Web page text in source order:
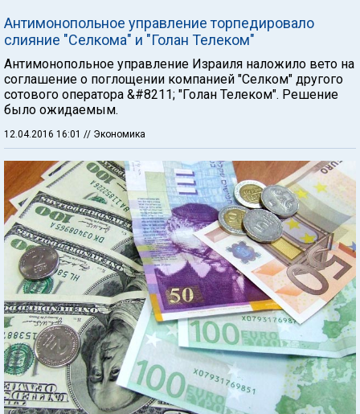
Антимонопольное управление торпедировало
слияние "Селкома" и "Голан Телеком"
Антимонопольное управление Израиля наложило вето на
соглашение о поглощении компанией "Селком" другого
сотового оператора &#8211; "Голан Телеком". Решение
было ожидаемым.
12.04.2016 16:01 // Экономика